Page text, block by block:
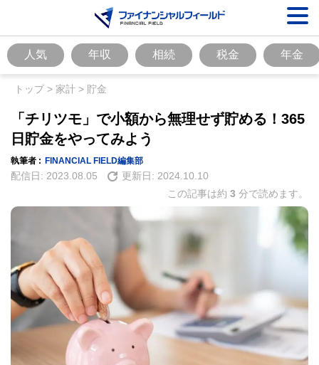
人気 年収 相続 税金 年金
トップ> 家計 > 貯金
「チリツモ」で小額から無理せず貯める！365
日貯金をやってみよう
執筆者 : FINANCIAL FIELD編集部
配信日: 2023.08.05 更新日: 2024.10.10
この記事は約 3 分で読めます。